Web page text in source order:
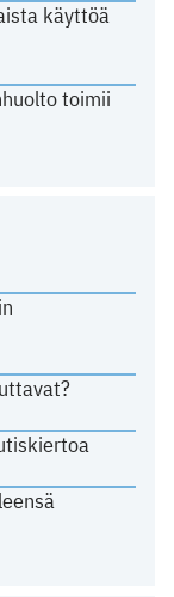
käyttöä
toimii